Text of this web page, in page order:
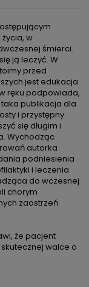
w
śmierci.
ją leczyć. W
przed
jest edukacja
ręku podpowiada,
publikacja dla
i przystępny
się długim i
Wychodząc
autorka
podniesienia
i leczenia
do wczesnej
chorym
zaostrzeń
że pacjent
walce o